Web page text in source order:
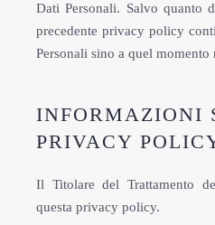
Dati Personali. Salvo quanto
precedente privacy policy
Personali sino a quel momento
INFORMAZIONI
PRIVACY
Il Titolare del Trattamento
questa privacy policy.